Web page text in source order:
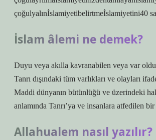
çoğulyalınİslamiyetibelirtmeİslamiyetini40
İslam âlemi ne demek?
Duyu veya akılla kavranabilen veya var
Tanrı dışındaki tüm varlıkları ve olayları
Maddi dünyanın bütünlüğü ve üzerindeki
anlamında Tanrı’ya ve insanlara atfedilen bir
Allahualem nasıl yazılır?